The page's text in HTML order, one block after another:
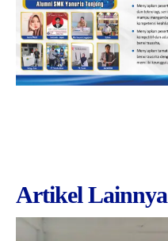
Artikel Lainnya